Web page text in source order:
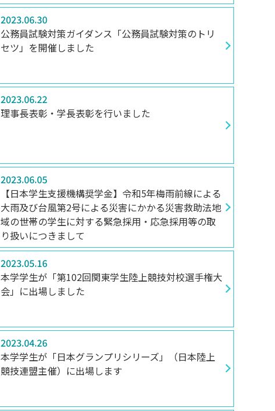
2023.06.30
公務員試験対策ガイダンス「公務員試験対策のトリ
セツ」を開催しました
2023.06.22
理事長表彰・学長表彰を行いました
2023.06.05
【日本学生支援機構奨学金】令和5年梅雨前線による
大雨及び台風第2号による災害にかかる災害救助法地
域の世帯の学生に対する緊急採用・応急採用等の取
り扱いにつきまして
2023.05.16
本学学生が「第102回関東学生陸上競技対校選手権大
会」に出場しました
2023.04.26
本学学生が「日本グランプリシリーズ」（日本陸上
競技連盟主催）に出場します